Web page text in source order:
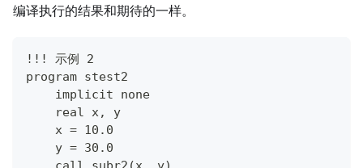
编译执行的结果和期待的一样。
!!! 示例 2
program stest2
    implicit none
    real x, y
    x = 10.0
    y = 30.0